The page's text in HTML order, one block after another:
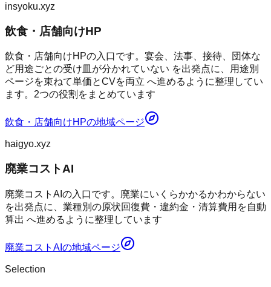
insyoku.xyz
飲食・店舗向けHP
飲食・店舗向けHPの入口です。宴会、法事、接待、団体な
ど用途ごとの受け皿が分かれていない を出発点に、用途別
ページを束ねて単価とCVを両立 へ進めるように整理してい
ます。2つの役割をまとめています
飲食・店舗向けHPの地域ページ
haigyo.xyz
廃業コストAI
廃業コストAIの入口です。廃業にいくらかかるかわからない
を出発点に、業種別の原状回復費・違約金・清算費用を自動
算出 へ進めるように整理しています
廃業コストAI の地域ページ
Selection